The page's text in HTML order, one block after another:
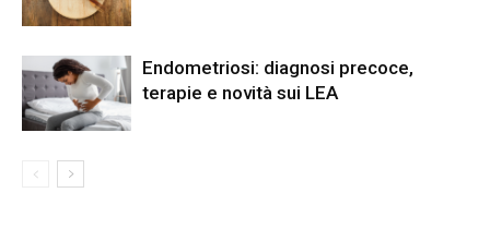
Endometriosi: diagnosi precoce,
terapie e novità sui LEA